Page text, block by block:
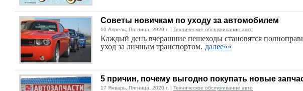
Советы новичкам по уходу за автомобилем
10 Апрель, Пятница, 2020 г. | Техническое обслуживание авто
Каждый день вчерашние пешеходы становятся
уход за личным транспортом. далее»»
5 причин, почему выгодно покупать новые
17 Январь, Пятница, 2020 г. | Техническое обслуживание авто